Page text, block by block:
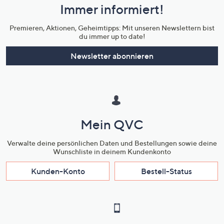
nach
wischen
rechts,
Unternehmensinformationen
Immer informiert!
Premieren, Aktionen, Geheimtipps: Mit unseren Newslettern bist
du immer up to date!
Newsletter abonnieren
Mein QVC
Verwalte deine persönlichen Daten und Bestellungen sowie deine
Wunschliste in deinem Kundenkonto
Kunden-Konto Bestell-Status